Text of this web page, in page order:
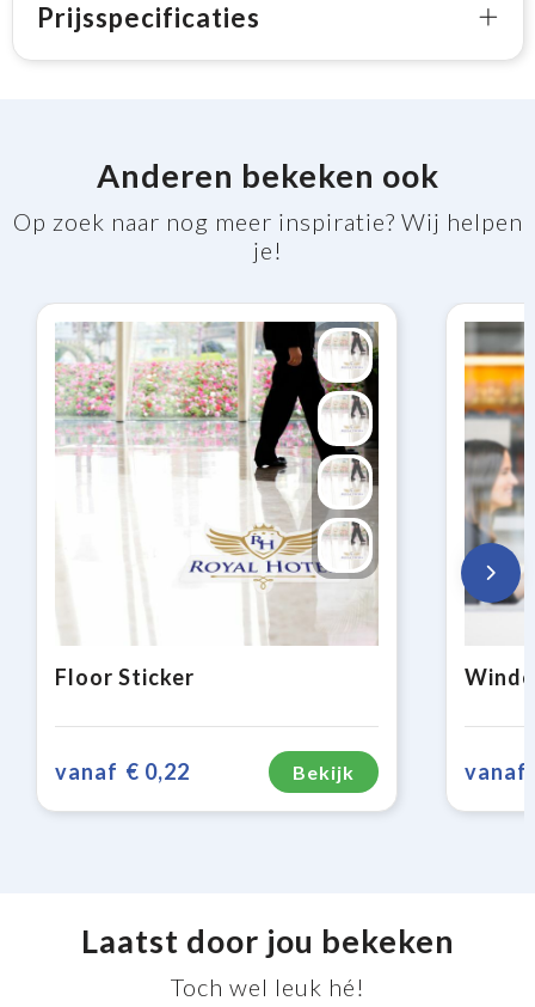
Prijsspecificaties
Anderen bekeken ook
Op zoek naar nog meer inspiratie? Wij helpen
je!
Floor Sticker
vanaf € 0,22 Bekijk vanaf
Laatst door jou bekeken
Toch wel leuk hé!